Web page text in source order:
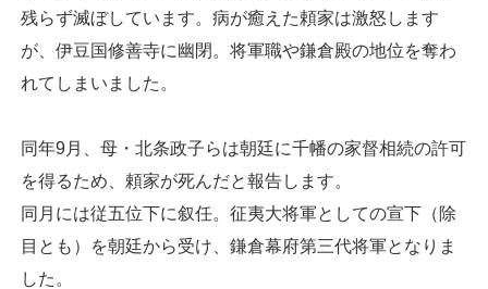
残らず滅ぼしています。病が癒えた頼家は激怒します
が、伊豆国修善寺に幽閉。将軍職や鎌倉殿の地位を奪わ
れてしまいました。
同年9月、母・北条政子らは朝廷に千幡の家督相続の許可
を得るため、頼家が死んだと報告します。
同月には従五位下に叙任。征夷大将軍としての宣下（除
目とも）を朝廷から受け、鎌倉幕府第三代将軍となりま
した。